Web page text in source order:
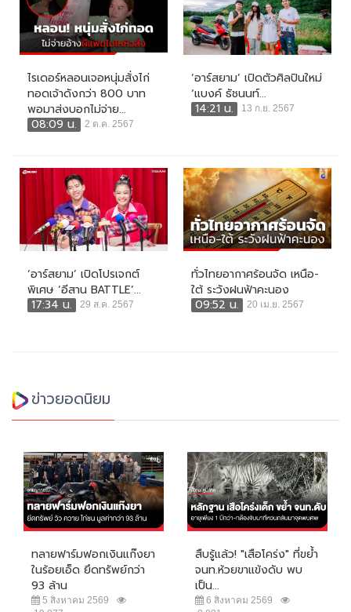
ไรเดอร์หลอนเจอหนุ่มสั่งไก่
ทอดเจ้าดังกว่า 800 บาท
พอมาส่งบอกไม่จ่าย...
08:09 น.
2 ต.ค. 2567
‘อาร์สยาม’ เปิดตัวศิลปินใหม่
‘แบงค์ ธัชนนท์...
14:21 น.
13 ก.ย. 2567
‘อาร์สยาม’ เปิดโปรเจกต์
พิเศษ ‘อีสาน BATTLE’...
17:34 น.
29 ส.ค. 2567
ทั่วไทยอากาศร้อนจัด เหนือ-
ใต้ ระวังฝนฟ้าคะนอง
09:52 น.
20 เม.ย. 2567
ข่าวยอดนิยม
ทลายฟาร์มฟอกเงินแก๊งยา
ในร้อยเอ็ด ยึดทรัพย์กว่า
93 ล้าน
5 สิงหาคม 2569
สืบรู้แล้ว! "เสือโคร่ง" ที่ขย้ำ
จนท.ห้วยขาแข้งดับ พบ
เป็น...
6 สิงหาคม 2569